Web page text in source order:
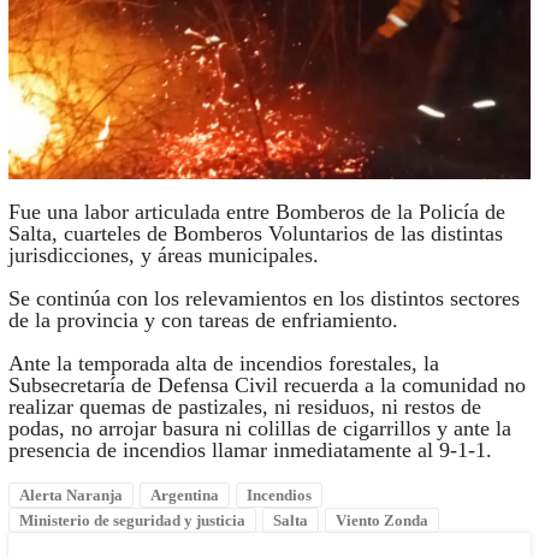
Fue una labor articulada entre Bomberos de la Policía de
Salta, cuarteles de Bomberos Voluntarios de las distintas
jurisdicciones, y áreas municipales.
Se continúa con los relevamientos en los distintos sectores
de la provincia y con tareas de enfriamiento.
Ante la temporada alta de incendios forestales, la
Subsecretaría de Defensa Civil recuerda a la comunidad no
realizar quemas de pastizales, ni residuos, ni restos de
podas, no arrojar basura ni colillas de cigarrillos y ante la
presencia de incendios llamar inmediatamente al 9-1-1.
Alerta Naranja Argentina
Incendios
Ministerio de seguridad y justicia
Salta Viento Zonda